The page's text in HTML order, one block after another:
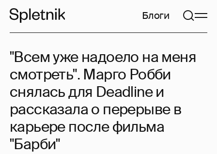
Блоги
"Всем уже надоело на меня
смотреть". Марго Робби
снялась для Deadline и
рассказала о перерыве в
карьере после фильма
"Барби"